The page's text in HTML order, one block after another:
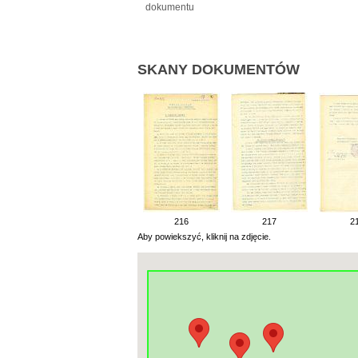
dokumentu
SKANY DOKUMENTÓW
216 217
Aby powiekszyć, kliknij na zdjęcie.